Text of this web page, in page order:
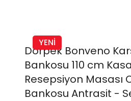
YENİ
Dorpek Bonveno
Bankosu 110 cm Kasa
Resepsiyon Masası
Bankosu Antrasit -